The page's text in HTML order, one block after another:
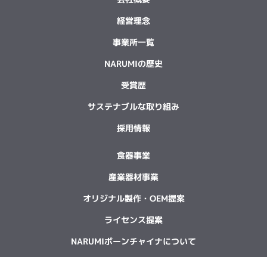
経営理念
事業所一覧
NARUMIの歴史
受賞歴
サステナブルな取り組み
採用情報
食器事業
産業器材事業
オリジナル製作・OEM提案
ライセンス提案
NARUMIボーンチャイナについて